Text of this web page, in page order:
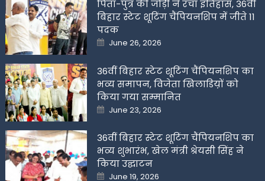
पिता-पुत्र की जोड़ी ने रचा इतिहास, 36वीं
बिहार स्टेट शूटिंग चैंपियनशिप में जीते 11
पदक
Posted
on
June 26, 2026
36वीं बिहार स्टेट शूटिंग चैंपियनशिप का
भव्य समापन, विजेता खिलाडिय़ों को
किया गया सम्मानित
Posted
on
June 23, 2026
36वीं बिहार स्टेट शूटिंग चैंपियनशिप का
भव्य शुभारंभ, खेल मंत्री श्रेयसी सिंह ने
किया उद्घाटन
Posted
June 19, 2026